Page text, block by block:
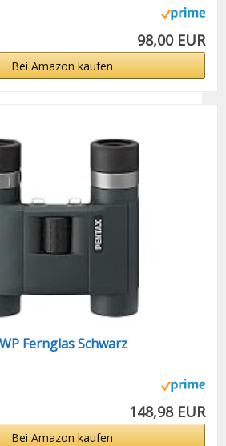
98,00 EUR
Bei Amazon kaufen
Fernglas Schwarz
148,98 EUR
Bei Amazon kaufen